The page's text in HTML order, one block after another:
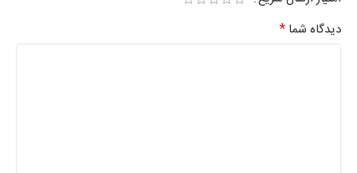
دیدگاه شما *